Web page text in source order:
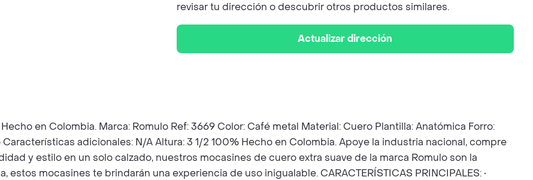
revisar tu dirección o descubrir otros productos similares.
Actualizar dirección
Hecho en Colombia. Marca: Romulo Ref: 3669 Color: Café metal Material: Cuero Plantilla: Anatómica Forro:
adicionales: N/A Altura: 3 1/2 100% Hecho en Colombia. Apoye la industria nacional, compre
y estilo en un solo calzado, nuestros mocasines de cuero extra suave de la marca Romulo son la
mocasines te brindarán una experiencia de uso inigualable. CARACTERÍSTICAS PRINCIPALES: •